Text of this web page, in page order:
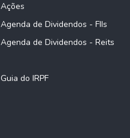
Ações
Agenda de Dividendos - FIIs
Agenda de Dividendos - Reits
Guia do IRPF